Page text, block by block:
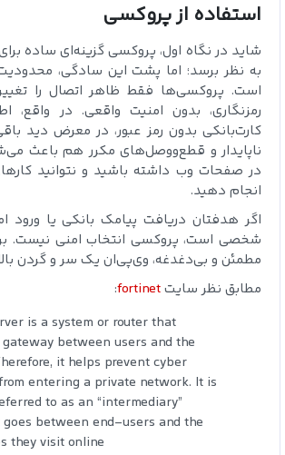
استفاده از پروکسی
به نظر برسد؛ اما پشت این سادگی،
است. پروکسی‌ها فقط ظاهر اتصال را
رمزنگاری، بدون امنیت واقعی. در واقع،
کارت‌بانکی بدون رمز عبور، در معرض دید
ناپایدار و قطع‌و‌وصل‌های مکرر هم باعث
در صفحات وب داشته باشید و نتوانید
انجام دهید.
اگر هدفتان دریافت پیامک بانکی یا
شخصی است، پروکسی انتخاب امنی نیست.
مطمئن و بی‌دغدغه، وی‌پی‌ان یک سر و گردن
مطابق نظر سایتfortinet
:
is a system or router that
between users and the
it helps prevent cyber
entering a private network. It is
to as an “intermediary”
between end-users and the
they visit online.